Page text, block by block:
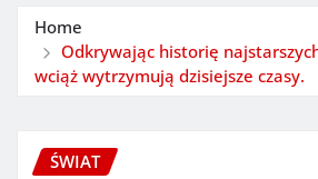
Home
Odkrywając historię
wciąż wytrzymują dzisiejsze czasy.
ŚWIAT